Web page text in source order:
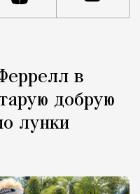
в
добрую
лунки